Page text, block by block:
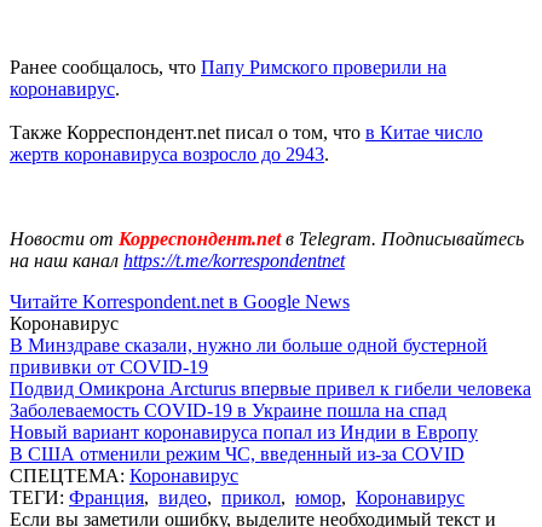
Ранее сообщалось, что Папу Римского проверили на
коронавирус.
Также Корреспондент.net писал о том, что в Китае число
жертв коронавируса возросло до 2943.
Новости от Корреспондент.netв Telegram. Подписывайтесь
на наш канал https://t.me/korrespondentnet
Читайте Korrespondent.net в Google News
Коронавирус
В Минздраве сказали, нужно ли больше одной бустерной
прививки от COVID-19
Подвид Омикрона Arcturus впервые привел к гибели человека
Заболеваемость COVID-19 в Украине пошла на спад
Новый вариант коронавируса попал из Индии в Европу
В США отменили режим ЧС, введенный из-за COVID
СПЕЦТЕМА: Коронавирус
ТЕГИ: Франция, видео, прикол, юмор, Коронавирус
Если вы заметили ошибку, выделите необходимый текст и